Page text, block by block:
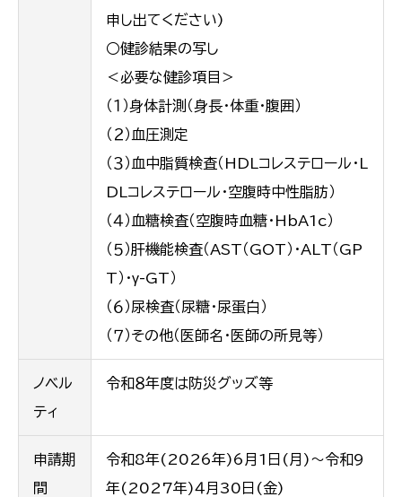
申し出てください)
○健診結果の写し
＜必要な健診項目＞
（１）身体計測（身長・体重・腹囲）
（２）血圧測定
（３）血中脂質検査（HDLコレステロール・L
DLコレステロール・空腹時中性脂肪）
（４）血糖検査（空腹時血糖・HbA1c）
（５）肝機能検査（AST（GOT）・ALT（GP
T）・γ-GT）
（６）尿検査（尿糖・尿蛋白）
（７）その他（医師名・医師の所見等）
ノベル
ティ
令和８年度は防災グッズ等
申請期
間
令和8年(2026年)6月1日(月)～令和9
年(2027年)４月30日(金)